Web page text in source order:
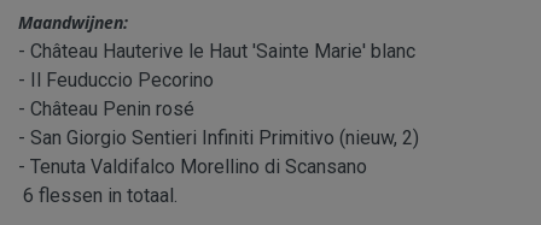
Maandwijnen:
- Château Hauterive le Haut 'Sainte Marie' blanc
- Il Feuduccio Pecorino
- Château Penin rosé
- San Giorgio Sentieri Infiniti Primitivo (nieuw, 2)
- Tenuta Valdifalco Morellino di Scansano
6 flessen in totaal.